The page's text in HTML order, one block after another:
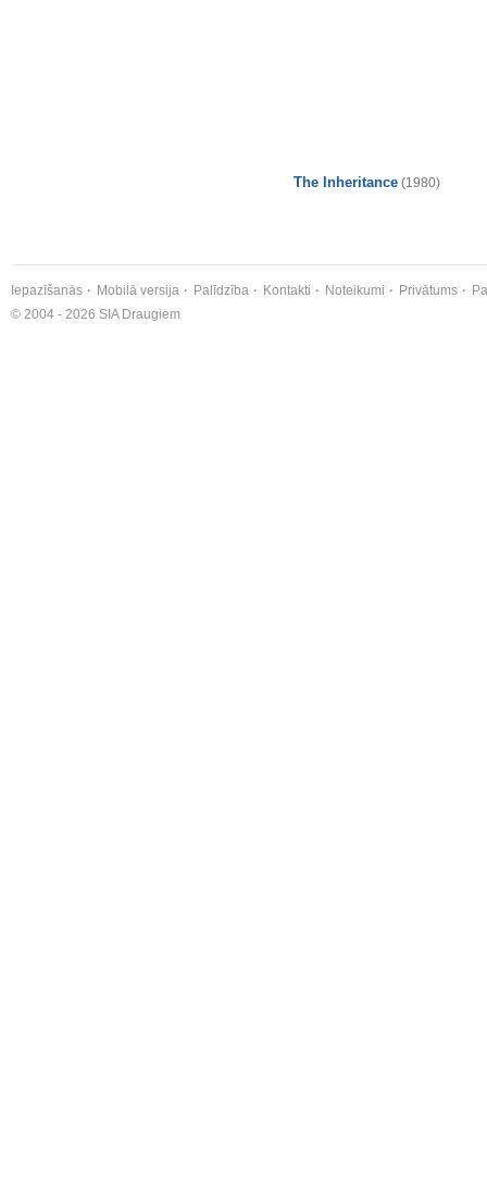
The Inheritance (1980)
Iepazīšanās Mobilā versija Palīdzība Kontakti Noteikumi Privātums
© 2004 - 2026 SIA Draugiem